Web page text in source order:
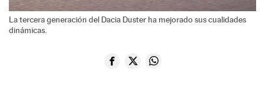
La tercera generación del Dacia Duster ha mejorado sus cualidades
dinámicas.